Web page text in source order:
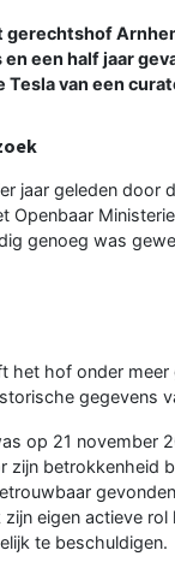
gerechtshof
een half jaar
Tesla van een
jaar geleden
Openbaar
genoeg was
het hof onder
gegevens
op 21 november
zijn betrokkenheid
eigen actieve
te beschuldigen.